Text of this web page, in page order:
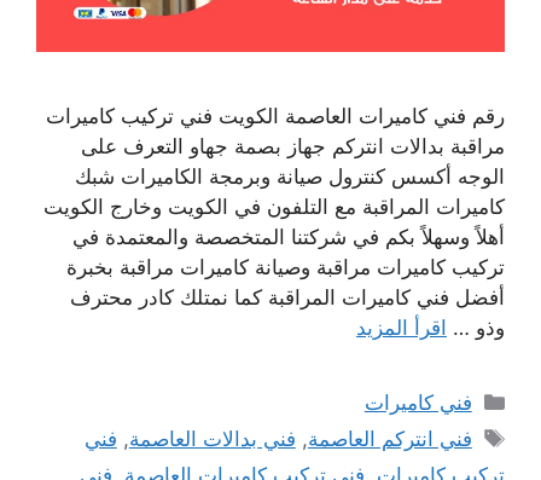
رقم فني كاميرات العاصمة الكويت فني تركيب كاميرات
مراقبة بدالات انتركم جهاز بصمة جهاو التعرف على
الوجه أكسس كنترول صيانة وبرمجة الكاميرات شبك
كاميرات المراقبة مع التلفون في الكويت وخارج الكويت
أهلاً وسهلاً بكم في شركتنا المتخصصة والمعتمدة في
تركيب كاميرات مراقبة وصيانة كاميرات مراقبة بخبرة
أفضل فني كاميرات المراقبة كما نمتلك كادر محترف
وذو … اقرأ المزيد
التصنيفات
فني كاميرات
الوسوم
فني انتركم العاصمة, فني بدالات العاصمة, فني
تركيب كاميرات, فني تركيب كاميرات العاصمة, فني